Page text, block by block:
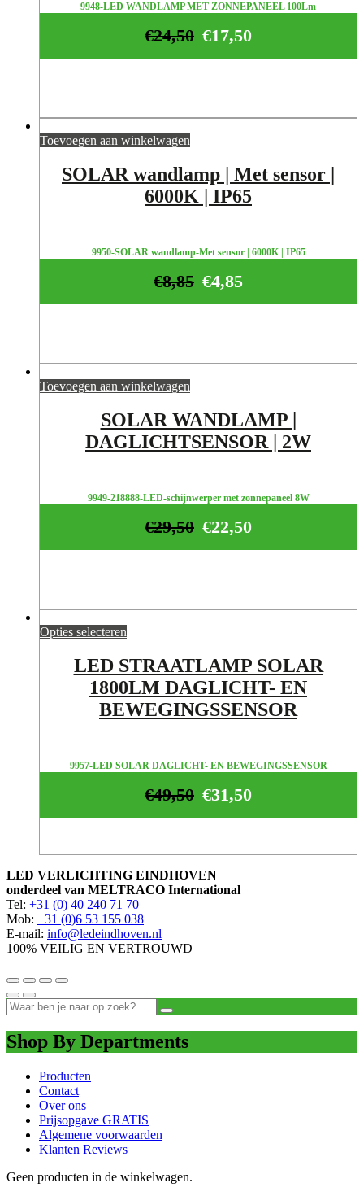
9948-LED WANDLAMP MET ZONNEPANEEL 100Lm
€17,50
€24,50
Toevoegen aan winkelwagen
SOLAR wandlamp | Met sensor |
6000K | IP65
9950-SOLAR wandlamp-Met sensor | 6000K | IP65
€4,85
€8,85
Toevoegen aan winkelwagen
SOLAR WANDLAMP |
DAGLICHTSENSOR | 2W
9949-218888-LED-schijnwerper met zonnepaneel 8W
€22,50
€29,50
Opties selecteren
LED STRAATLAMP SOLAR
1800LM DAGLICHT- EN
BEWEGINGSSENSOR
9957-LED SOLAR DAGLICHT- EN BEWEGINGSSENSOR
€31,50
€49,50
LED VERLICHTING EINDHOVEN
onderdeel van MELTRACO International
Tel: +31 (0) 40 240 71 70
Mob: +31 (0)6 53 155 038
E-mail: info@ledeindhoven.nl
100% VEILIG EN VERTROUWD
Shop By Departments
Producten
Contact
Over ons
Prijsopgave GRATIS
Algemene voorwaarden
Klanten Reviews
Geen producten in de winkelwagen.